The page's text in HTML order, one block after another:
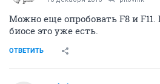
Можно еще опробовать F8 и
биосе это уже есть.
ОТВЕТИТЬ